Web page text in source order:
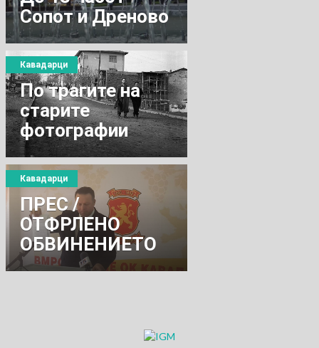
Сопот и Дреново
без вода
По трагите на
старите
фотографии
Кавадарци
ПРЕС /
ОТФРЛЕНО
ОБВИНЕНИЕТО
ПРОТИВ
Кавадарци